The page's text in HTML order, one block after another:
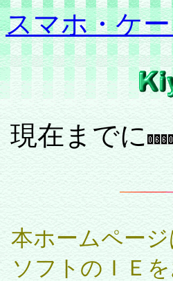
スマホ・ケ
現在までに
本ホームペー
ソフトのＩＥ